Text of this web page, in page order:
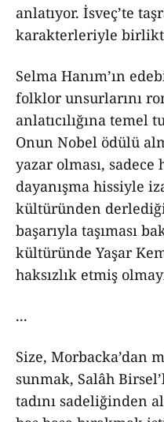
anlatıyor. İsveç’te
karakterleriyle
Selma Hanım’ın
folklor unsurlarını
anlatıcılığına temel
Onun Nobel ödülü
yazar olması,
dayanışma hissiyle
kültüründen
başarıyla taşıması
kültüründe Yaşar
haksızlık etmiş
...
Size, Morbacka’dan
sunmak, Salâh
tadını sadeliğinden